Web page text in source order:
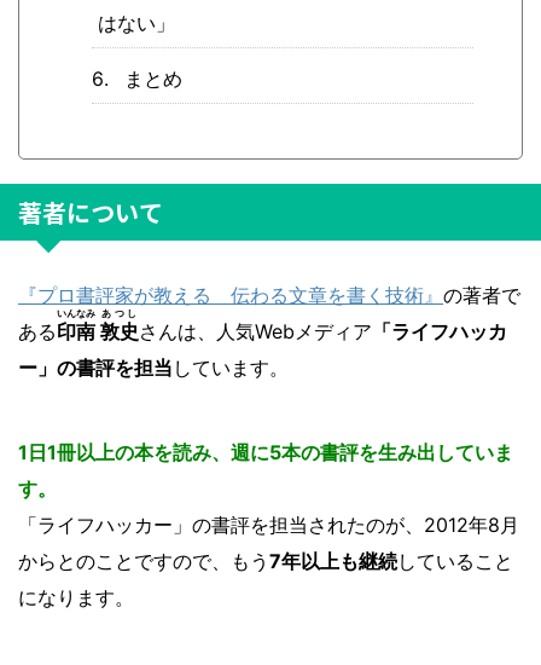
はない」
まとめ
著者について
『プロ書評家が教える 伝わる文章を書く技術』 の著者で
ある印南
いんなみ
敦史
あつし
さんは、人気Webメディア 「ライフハッカ
ー」の書評を担当 しています。
1日1冊以上の本を読み、週に5本の書評を生み出していま
す。
「ライフハッカー」の書評を担当されたのが、2012年8月
からとのことですので、もう 7年以上も継続していること
になります。